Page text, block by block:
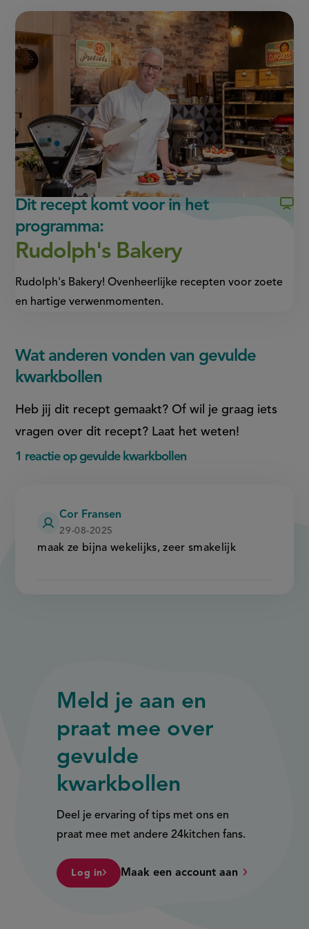
pagina
op
Facebook
(opent
in
nieuw
venster,
externe
link)
pagina
op
WhatsApp
(opent
venster,
externe
link)
of
this
page
Dit recept komt voor in het
programma:
Rudolph's Bakery
Rudolph's Bakery! Ovenheerlijke recepten voor zoete
en hartige verwenmomenten.
Wat anderen vonden van gevulde
kwarkbollen
Heb jij dit recept gemaakt? Of wil je graag iets
vragen over dit recept? Laat het weten!
1 reactie op gevulde kwarkbollen
maak ze bijna wekelijks, zeer smakelijk
Cor Fransen
29-08-2025
Meld je aan en
praat mee over
gevulde
kwarkbollen
Deel je ervaring of tips met ons en
praat mee met andere 24kitchen fans.
Log in Maak een account aan